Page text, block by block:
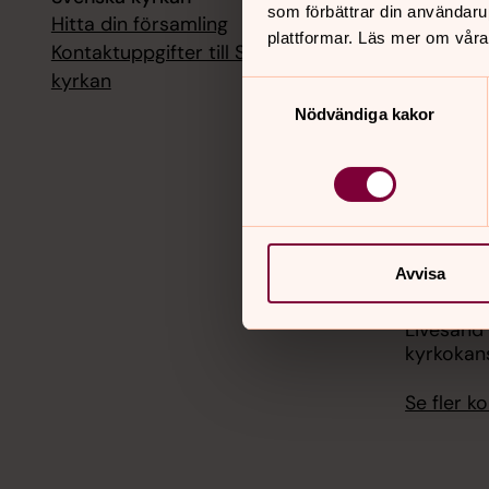
som förbättrar din
plattformar. Läs mer om
Nödvändiga kakor
Avvisa
Hitta din församling
Kontaktuppgifter till Svenska
kyrkan
1
Se fler